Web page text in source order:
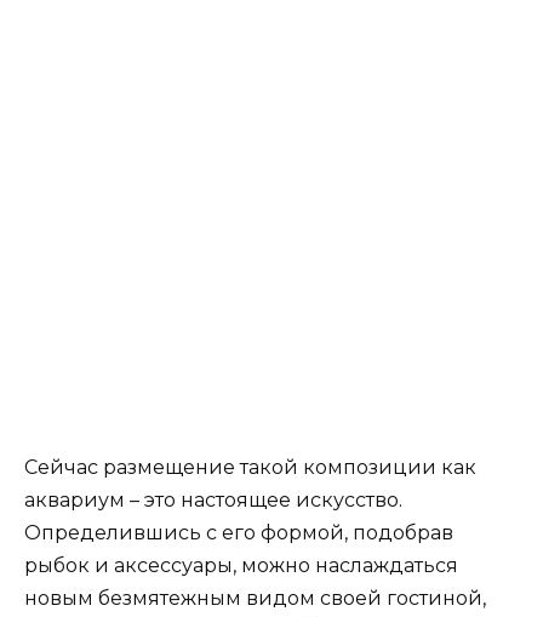
Сейчас размещение такой композиции как
аквариум – это настоящее искусство.
Определившись с его формой, подобрав
рыбок и аксессуары, можно наслаждаться
новым безмятежным видом своей гостиной,